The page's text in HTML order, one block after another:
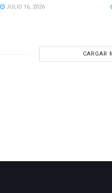
JULIO 16, 2026
CARGAR